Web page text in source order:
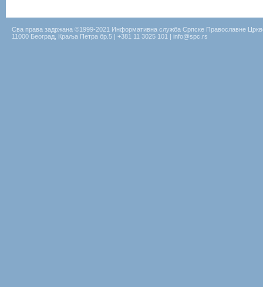
Сва права задржана ©1999-2021 Информативна служба Српске Православне
11000 Београд, Краља Петра бр.5 | +381 11 3025 101 | info@spc.rs